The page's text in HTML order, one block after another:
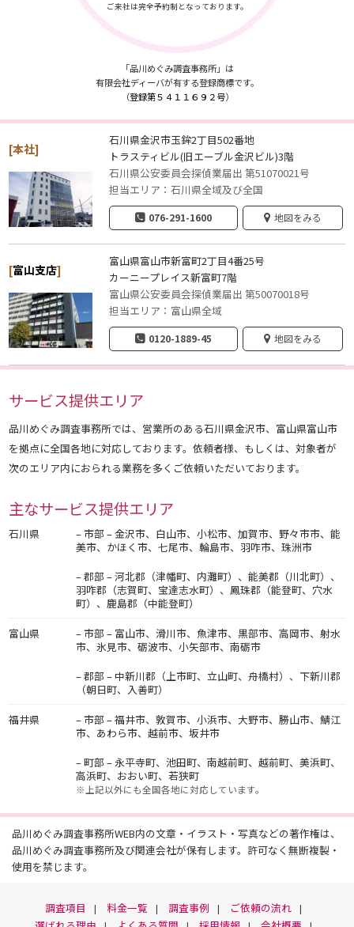
ご来社は完全予約制となっております。
「品川めぐみ調査事務所」は
有限会社ディーバが有する登録商標です。
（登録第５４１１６９２号）
[本社]
石川県金沢市玉鉾2丁目502番地
トラスティビル(旧エーブル金沢ビル)3階
石川県公安委員会探偵業届出 第51070021号
担当エリア：石川県全域及び全国
076-291-1600 地図をみる
[富山支店]
富山県富山市新富町2丁目4番25号
カーニープレイス新富町7階
富山県公安委員会探偵業届出 第50070018号
担当エリア：富山県全域
0120-1889-45 地図をみる
サービス提供エリア
品川めぐみ調査事務所では、営業所のある石川県金沢市、富山県富山市
を拠点に全国各地に対応しております。依頼者様、もしくは、対象者が
次のエリア内におられる業務を多くご依頼いただいております。
主なサービス提供エリア
石川県
– 市部 – 金沢市、白山市、小松市、加賀市、野々市市、能
美市、かほく市、七尾市、輪島市、羽咋市、珠洲市
– 郡部 – 河北郡（津幡町、内灘町）、能美郡（川北町）、
羽咋郡（志賀町、宝達志水町）、鳳珠郡（能登町、穴水
町）、鹿島郡（中能登町）
富山県
– 市部 – 富山市、滑川市、魚津市、黒部市、高岡市、射水
市、氷見市、砺波市、小矢部市、南砺市
– 郡部 – 中新川郡（上市町、立山町、舟橋村）、下新川郡
（朝日町、入善町）
福井県
– 市部 – 福井市、敦賀市、小浜市、大野市、勝山市、鯖江
市、あわら市、越前市、坂井市
– 町部 – 永平寺町、池田町、南越前町、越前町、美浜町、
高浜町、おおい町、若狭町
※上記以外にも全国各地に対応しています。
品川めぐみ調査事務所WEB内の文章・イラスト・写真などの著作権は、
品川めぐみ調査事務所及び関連会社が保有します。許可なく無断複製・
使用を禁じます。
調査項目 料金一覧 調査事例
ご依頼の流れ